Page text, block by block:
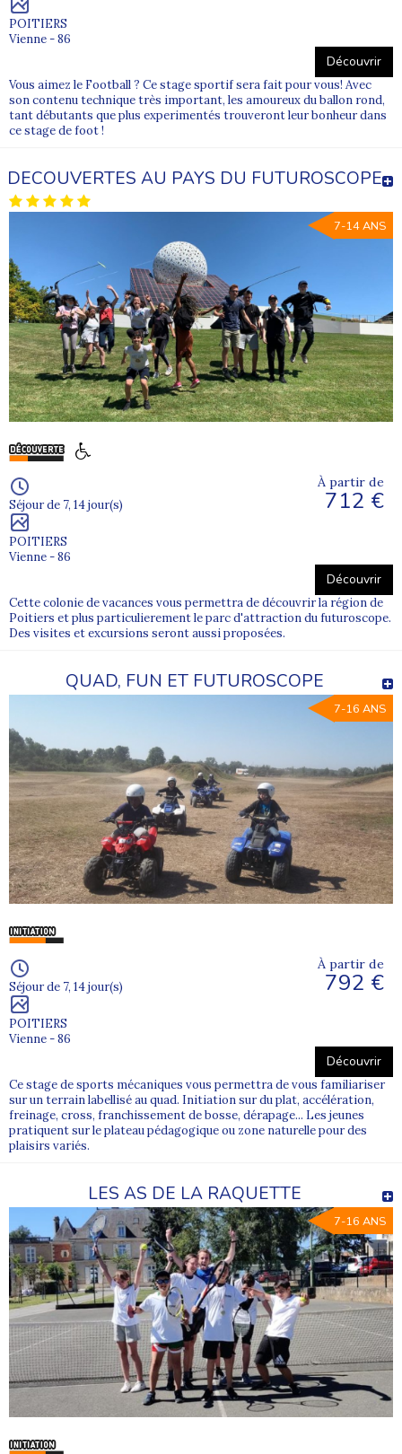
POITIERS
Vienne - 86
Découvrir
Vous aimez le Football ? Ce stage sportif sera fait pour vous! Avec
son contenu technique très important, les amoureux du ballon rond,
tant débutants que plus experimentés trouveront leur bonheur dans
ce stage de foot !
DECOUVERTES AU PAYS DU FUTUROSCOPE
7-14 ANS
Séjour de 7, 14 jour(s)
POITIERS
Vienne - 86
À partir de
712 €
Découvrir
Cette colonie de vacances vous permettra de découvrir la région de
Poitiers et plus particulierement le parc d'attraction du futuroscope.
Des visites et excursions seront aussi proposées.
QUAD, FUN ET FUTUROSCOPE
7-16 ANS
Séjour de 7, 14 jour(s)
POITIERS
Vienne - 86
À partir de
792 €
Découvrir
Ce stage de sports mécaniques vous permettra de vous familiariser
sur un terrain labellisé au quad. Initiation sur du plat, accélération,
freinage, cross, franchissement de bosse, dérapage... Les jeunes
pratiquent sur le plateau pédagogique ou zone naturelle pour des
plaisirs variés.
LES AS DE LA RAQUETTE
7-16 ANS